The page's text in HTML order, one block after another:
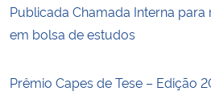
Publicada Chamada Interna
em bolsa de estudos
Prêmio Capes de Tese – Edição